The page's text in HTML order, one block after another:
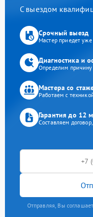
С выездом
Срочный выезд
Мастер приедет
Диагностика и
Определим
Мастера со
Работаем с
Гарантия до 12
Составляем
Отправляя, Вы